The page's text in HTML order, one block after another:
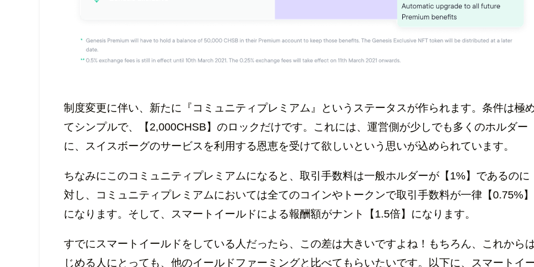
制度変更に伴い、新たに『コミュニティプレミアム』というステータスが作られます。条件は極
てシンプルで、【2,000CHSB】のロックだけです。これには、運営側が少しでも多くのホルダー
に、スイスボーグのサービスを利用する恩恵を受けて欲しいという思いが込められています。
ちなみにこのコミュニティプレミアムになると、取引手数料は一般ホルダーが【1%】であるのに
対し、コミュニティプレミアムにおいては全てのコインやトークンで取引手数料が一律【0.75%】
になります。そして、スマートイールドによる報酬額がナント【1.5倍】になります。
すでにスマートイールドをしている人だったら、この差は大きいですよね！もちろん、これから
じめる人にとっても、他のイールドファーミングと比べてもらいたいです。以下に、スマートイ